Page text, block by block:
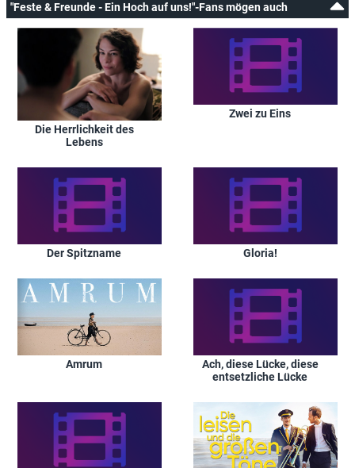
"Feste & Freunde - Ein Hoch auf uns!"-Fans mögen auch
Die Herrlichkeit des
Lebens
Zwei zu Eins
Der Spitzname Gloria!
Amrum
Ach, diese Lücke, diese
entsetzliche Lücke